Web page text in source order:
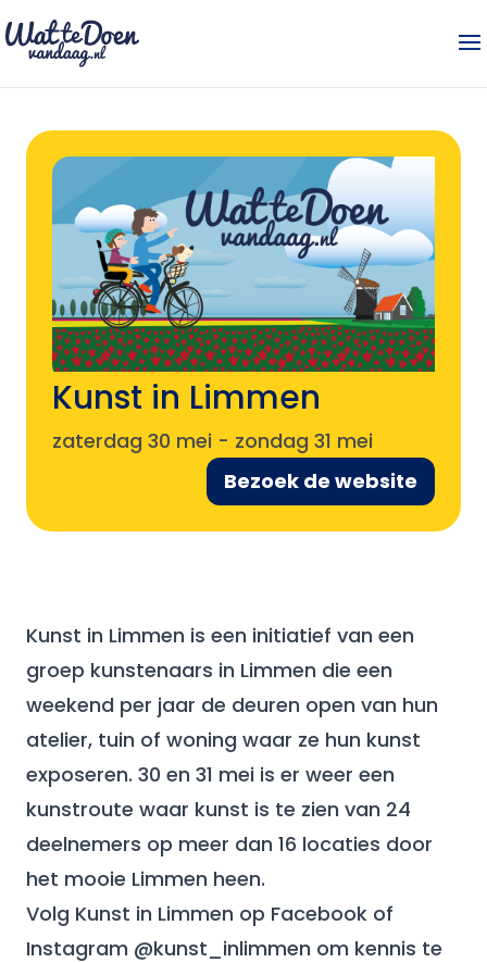
Kunst in Limmen
zaterdag 30 mei - zondag 31 mei
Bezoek de website
Kunst in Limmen is een initiatief van een
groep kunstenaars in Limmen die een
weekend per jaar de deuren open van hun
atelier, tuin of woning waar ze hun kunst
exposeren. 30 en 31 mei is er weer een
kunstroute waar kunst is te zien van 24
deelnemers op meer dan 16 locaties door
het mooie Limmen heen.
Volg Kunst in Limmen op Facebook of
Instagram @kunst_inlimmen om kennis te